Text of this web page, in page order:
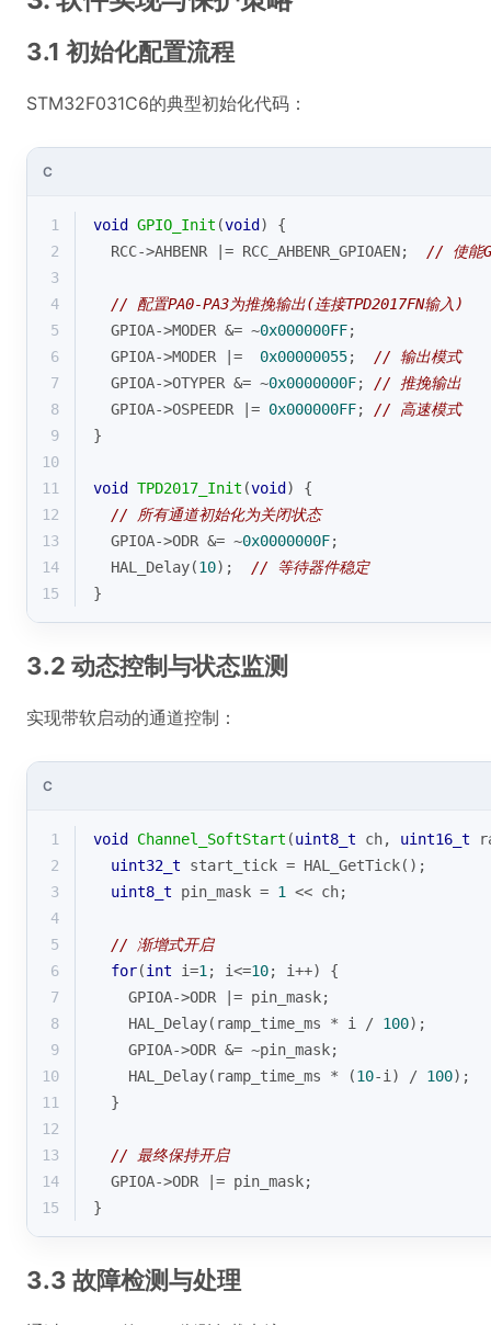
3.1 初始化配置流程
STM32F031C6的典型初始化代码：
C
1 void GPIO_Init (void )
{
2
  RCC->AHBENR |= RCC_AHBENR_GPIOAEN;
// 使能
3
4
// 配置PA0-PA3为推挽输出(连接TPD2017FN输入)
5
  GPIOA->MODER &= ~
0x000000FF;
6
  GPIOA->MODER |=
0x00000055; // 输出模式
7
  GPIOA->OTYPER &= ~
0x0000000F; // 推挽输出
8
  GPIOA->OSPEEDR |=
0x000000FF; // 高速模式
9
}
10
11
void TPD2017_Init (void )
{
12
// 所有通道初始化为关闭状态
13
  GPIOA->ODR &= ~
0x0000000F;
14
  HAL_Delay(
10); // 等待器件稳定
15
}
3.2 动态控制与状态监测
实现带软启动的通道控制：
C
1 void Channel_SoftStart (uint8_t ch, uint16_t
2
uint32_t start_tick = HAL_GetTick();
3
uint8_t pin_mask = 1
<< ch;
4
5
// 渐增式开启
6
for(int i=1 ; i<=10; i++) {
7
    GPIOA->ODR |= pin_mask;
8
    HAL_Delay(ramp_time_ms * i /
100);
9
    GPIOA->ODR &= ~pin_mask;
10
    HAL_Delay(ramp_time_ms * (
10-i) / 100);
11
  }
12
13
// 最终保持开启
14
  GPIOA->ODR |= pin_mask;
15
}
3.3 故障检测与处理